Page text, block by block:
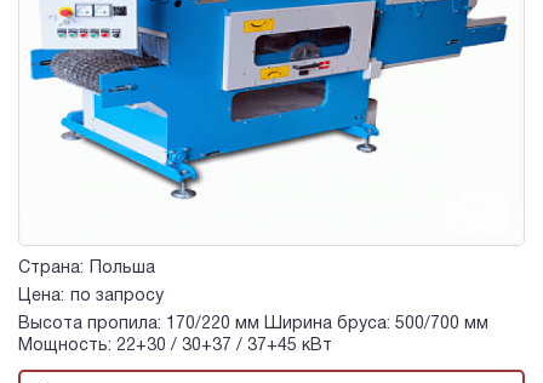
Страна:
Польша
Цена:
по запросу
Высота пропила: 170/220 мм Ширина бруса: 500/700 мм
Мощность: 22+30 / 30+37 / 37+45 кВт